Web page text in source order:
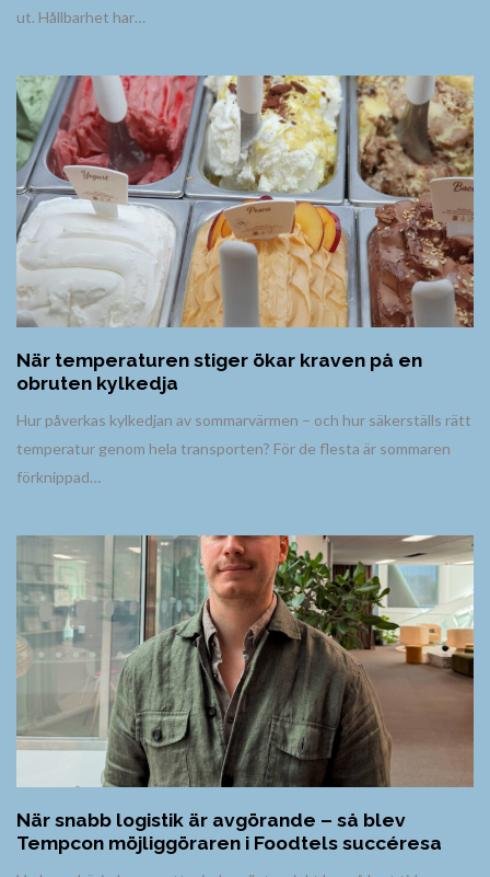
ut. Hållbarhet har…
När temperaturen stiger ökar kraven på en
obruten kylkedja
Hur påverkas kylkedjan av sommarvärmen – och hur säkerställs rätt
temperatur genom hela transporten? För de flesta är sommaren
förknippad…
När snabb logistik är avgörande – så blev
Tempcon möjliggöraren i Foodtels succéresa